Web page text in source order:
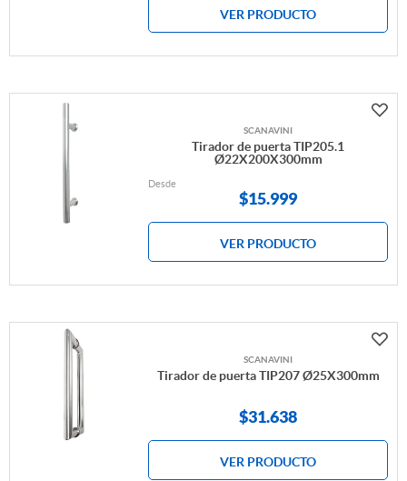
VER PRODUCTO
SCANAVINI
Tirador de puerta TIP205.1
Ø22X200X300mm
Desde
$15.999
VER PRODUCTO
SCANAVINI
Tirador de puerta TIP207 Ø25X300mm
$31.638
VER PRODUCTO